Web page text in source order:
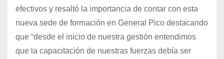
efectivos y resaltó la importancia de contar con esta
nueva sede de formación en General Pico destacando
que “desde el inicio de nuestra gestión entendimos
que la capacitación de nuestras fuerzas debía ser